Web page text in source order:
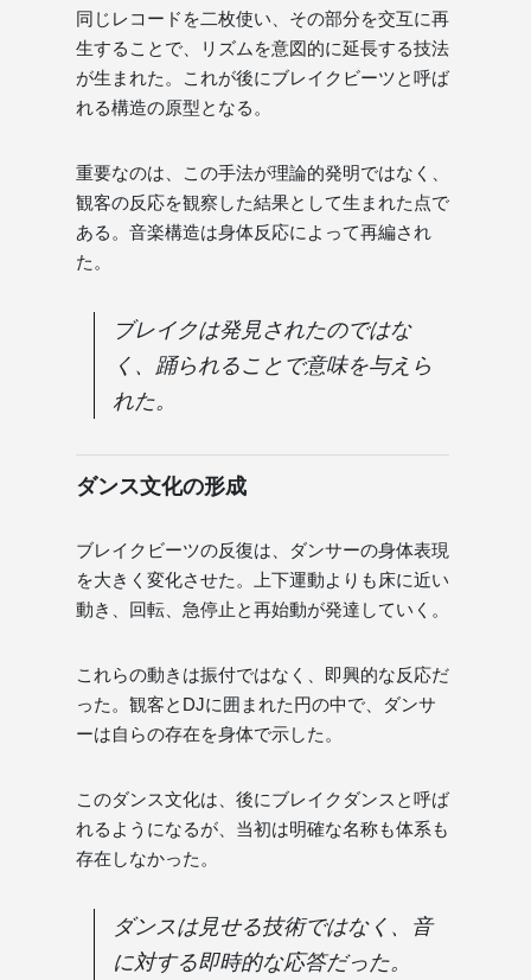
同じレコードを二枚使い、その部分を交互に再
生することで、リズムを意図的に延長する技法
が生まれた。これが後にブレイクビーツと呼ば
れる構造の原型となる。
重要なのは、この手法が理論的発明ではなく、
観客の反応を観察した結果として生まれた点で
ある。音楽構造は身体反応によって再編され
た。
ブレイクは発見されたのではな
く、踊られることで意味を与えら
れた。
ダンス文化の形成
ブレイクビーツの反復は、ダンサーの身体表現
を大きく変化させた。上下運動よりも床に近い
動き、回転、急停止と再始動が発達していく。
これらの動きは振付ではなく、即興的な反応だ
った。観客とDJに囲まれた円の中で、ダンサ
ーは自らの存在を身体で示した。
このダンス文化は、後にブレイクダンスと呼ば
れるようになるが、当初は明確な名称も体系も
存在しなかった。
ダンスは見せる技術ではなく、音
に対する即時的な応答だった。